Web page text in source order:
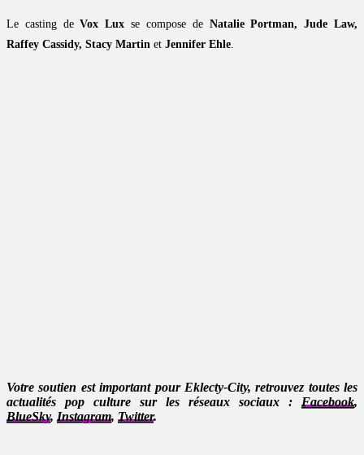
Le casting deVox Lux se compose de Natalie Portman, Jude Law,
Raffey Cassidy, Stacy Martin et Jennifer Ehle.
Votre soutien est important pour Eklecty-City, retrouvez toutes les
actualités pop culture sur les réseaux sociaux : Facebook,
BlueSky, Instagram, Twitter.